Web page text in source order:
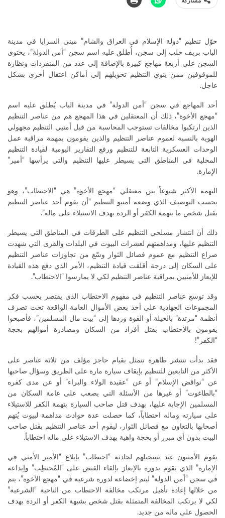
حوّل تنظيم “دولة الإسلام في العراق والشام” مبنى السرايا في مدينة
الباب بريف حلب إلى سجن، أُطلق عليه اسم سجن “أمن الدولة”، يحتوي
السجن على أربعة مهاجع كبيرة بالإضافة إلى عدد من المنفردات ونظارة
للموقوفين ممن ينوي التنظيم تحويلهم إلى أماكن اعتقال أخرى بشكل
عاجل.
أحد المهاجع في سجن “أمن الدولة” في مدينة الباب يُطلق عليه اسم
“مهجع الأخوة”، ذلك أن المعتقلين في هذا المهجع هم من عناصر التنظيم
الذين ارتكبوا مخالفات تستوجب المحاسبة من قبل أمنيي التنظيم مجهولي
الهوية بالنسبة لعموم عناصر التنظيم والذين يقومون بمهمة مراقبة عمل
الوحدات العسكرية التابعة للتنظيم ورفع التقارير اليومية لقيادة التنظيم
المحلية في المناطق التي يسيطر عليها التنظيم والتي يرأسها “أمير”
الإمارة.
التهمة الأكثر شيوعاً بين معتقلي “مهجع الأخوة” هي “الاحتطاب”، وهو
بحسب التوصيف الذي وضعه أمنيو التنظيم “أن يقوم أحد عناصر التنظيم
بقتل شخص ما بتهمة الكفر أو الردة بهدف الاستيلاء على ماله”.
ذلك أن انتشار مسلحي التنظيم على الطرقات في المناطق التي يسيطر
التنظيم عليها، ومداهمتهم لعشرات البيوت في البلدات والقرى التي شهدت
صراع التنظيم مع عموم فصائل الثوار وسّع من تجاوزات عناصر التنظيم
على السكان إلى درجة أقلقت قيادة التنظيم، الأمر الذي دفع هذه القيادة
للإيعاز للأمنيين بمراقبة عناصر التنظيم لكي لا يمارسوا “الاحتطاب”.
وقد توسع عناصر التنظيم في مفهوم الاحتطاب الذي يقتصر بحسب فكر
المجموعات الجهادية على أخذ بعض الأموال العامة الواقعة تحت تصرف
أنظمة “مرتدة” بالحيلة أو القوة وردها إلى “بيت مال المسلمين”، فأصبحوا
يقومون بالاحتطاب بقتل أفراد من السكان ومصادرة أموالهم بحجة
“الكفر”!
فقد بدأت تنتشر ظاهرة تتمثل بقيام حاجز مؤلف من ثلاثة عناصر على
الأكثر من التابعين للتنظيم بإيقاف سيارة مارة على الطريق وسؤال صاحبها
عن “نواقض الإسلام” أو عن “عقيدة الولاء والبراء” أو عن مدى كفره
“بالطاغوت” أو غيرها من الأسئلة التي يصعب على عامة السكان من
المسلمين الإجابة عليها، بهدف قتل صاحب السيارة بتهمة الكفر للاستيلاء
على سيارته وماله احتطاباً، كما حصلت عدة حوادث مداهمة لبيوت يُتهم
أصحابها بالتعاون مع فصائل الثوار، ليقوم أحد عناصر التنظيم بقتل صاحب
البيت بدون أي مبرر أو بحجة واهية بهدف الاستيلاء على ماله احتطاباً.
يقوم الأمنيون عند تسجيلهم لحادثة “احتطاب” بإبلاغ “الأمير الأمني في
الإمارة” الذي يقوم بدوره بالإيعاز بإلقاء القبض على “المُحتطِب” وإيداعه
في سجن “أمن الدولة” ليتم إخضاعه لدورة شرعية في “مهجع الأخوة”، يتم
من خلالها إعادة تأهيل مرتكب مخالفة الاحتطاب من الناحية “الشرعية”
لكي لا يرتكب المخالفة المتمثلة بقتل شخص بشبهة الكفر أو الردة بهدف
الحصول على ماله من جديد.